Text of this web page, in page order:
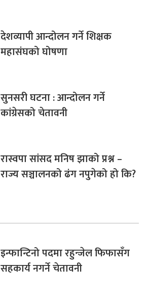
देशव्यापी आन्दोलन गर्ने शिक्षक
महासंघको घोषणा
सुनसरी घटना : आन्दोलन गर्ने
कांग्रेसको चेतावनी
रास्वपा सांसद मनिष झाको प्रश्न –
राज्य सञ्चालनको ढंग नपुगेको हो कि?
इन्फान्टिनो पदमा रहुन्जेल फिफासँग
सहकार्य नगर्ने चेतावनी